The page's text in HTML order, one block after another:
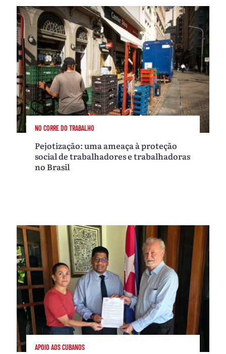
NO CORRE DO TRABALHO
Pejotização: uma ameaça à proteção
social de trabalhadores e trabalhadoras
no Brasil
APOIO AOS CUBANOS